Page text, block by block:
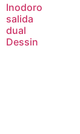
Inodoro
salida
dual
Dessin